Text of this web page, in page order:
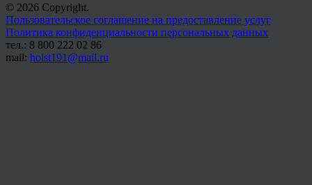
© 2026 Copyright.
Пользовательское соглашение на предоставление услуг
Политика конфиденциальности персональных данных
тел.: 8 800 222 02 86
mail: holst191@mail.ru